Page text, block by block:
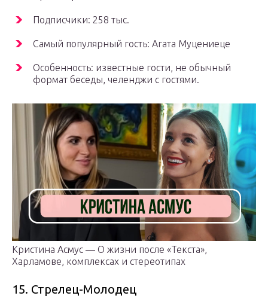
Подписчики: 258 тыс.
Самый популярный гость: Агата Муцениеце
Особенность: известные гости, не обычный
формат беседы, челенджи с гостями.
Кристина Асмус — О жизни после «Текста»,
Харламове, комплексах и стереотипах
15. Стрелец-Молодец